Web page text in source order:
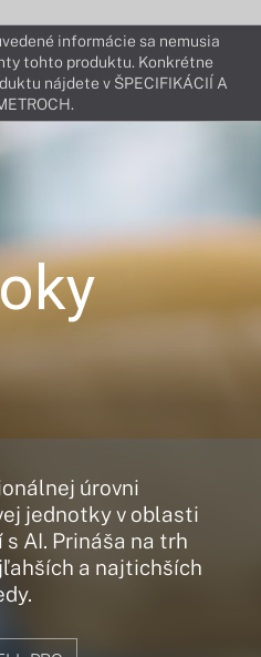
informácie sa nemusia
tohto produktu. Konkrétne
nájdete v ŠPECIFIKÁCIÍ A
úrovni
jednotky v oblasti
AI. Prináša na trh
a najtichších